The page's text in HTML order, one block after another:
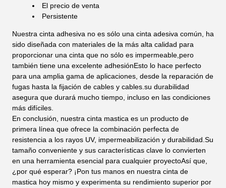
El precio de venta
Persistente
Nuestra cinta adhesiva no es sólo una cinta adesiva común, ha
sido diseñada con materiales de la más alta calidad para
proporcionar una cinta que no sólo es impermeable,pero
también tiene una excelente adhesiónEsto lo hace perfecto
para una amplia gama de aplicaciones, desde la reparación de
fugas hasta la fijación de cables y cables.su durabilidad
asegura que durará mucho tiempo, incluso en las condiciones
más difíciles.
En conclusión, nuestra cinta mastica es un producto de
primera línea que ofrece la combinación perfecta de
resistencia a los rayos UV, impermeabilización y durabilidad.Su
tamaño conveniente y sus características clave lo convierten
en una herramienta esencial para cualquier proyectoAsí que,
¿por qué esperar? ¡Pon tus manos en nuestra cinta de
mastica hoy mismo y experimenta su rendimiento superior por